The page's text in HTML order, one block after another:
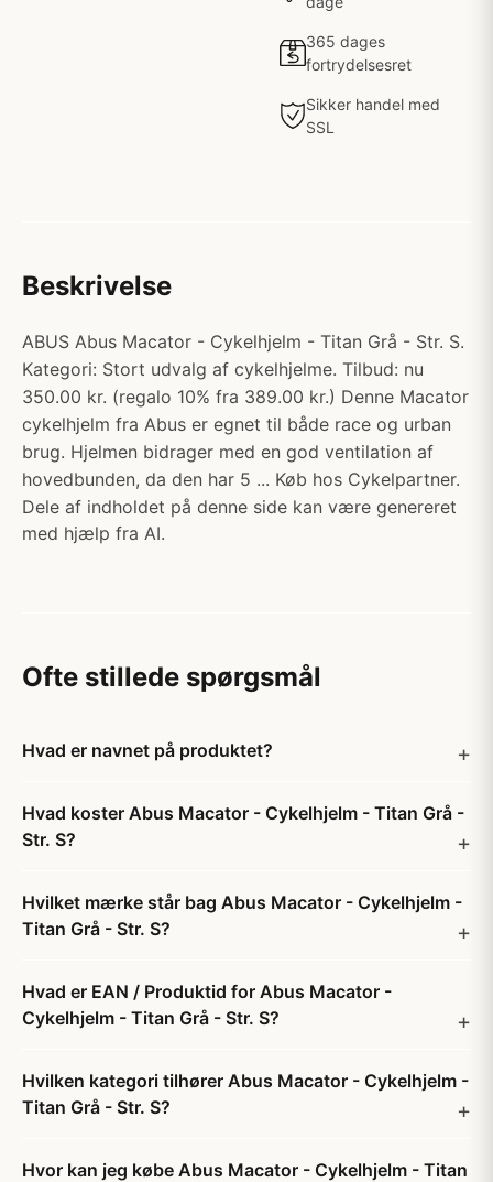
365 dages
fortrydelsesret
Sikker handel med
SSL
Beskrivelse
ABUS Abus Macator - Cykelhjelm - Titan Grå - Str. S.
Kategori: Stort udvalg af cykelhjelme. Tilbud: nu
350.00 kr. (regalo 10% fra 389.00 kr.) Denne Macator
cykelhjelm fra Abus er egnet til både race og urban
brug. Hjelmen bidrager med en god ventilation af
hovedbunden, da den har 5 ... Køb hos Cykelpartner.
Dele af indholdet på denne side kan være genereret
med hjælp fra AI.
Ofte stillede spørgsmål
Hvad er navnet på produktet?
Hvad koster Abus Macator - Cykelhjelm - Titan Grå -
Str. S?
Hvilket mærke står bag Abus Macator - Cykelhjelm -
Titan Grå - Str. S?
Hvad er EAN / Produktid for Abus Macator -
Cykelhjelm - Titan Grå - Str. S?
Hvilken kategori tilhører Abus Macator - Cykelhjelm -
Titan Grå - Str. S?
Hvor kan jeg købe Abus Macator - Cykelhjelm - Titan